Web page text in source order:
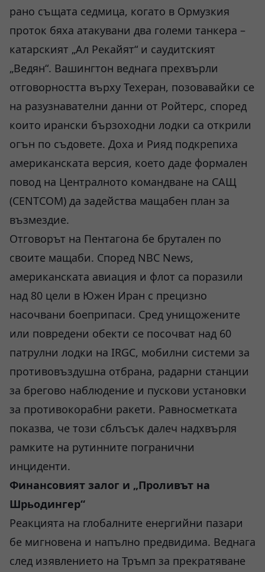
рано същата седмица, когато в Ормузкия
проток бяха атакувани два големи танкера –
катарският „Ал Рекайят“ и саудитският
„Ведян“. Вашингтон веднага прехвърли
отговорността върху Техеран, позовавайки се
на разузнавателни данни от Ройтерс, според
които ирански бързоходни лодки са открили
огън по съдовете. Доха и Рияд подкрепиха
американската версия, което даде формален
повод на Централното командване на САЩ
(CENTCOM) да задейства мащабен план за
възмездие.
Отговорът на Пентагона бе брутален по
своите мащаби. Според NBC News,
американската авиация и флот са поразили
над 80 цели в Южен Иран с прецизно
насочвани боеприпаси. Сред унищожените
или повредени обекти се посочват над 60
патрулни лодки на IRGC, мобилни системи за
противовъздушна отбрана, радарни станции
за брегово наблюдение и пускови установки
за противокорабни ракети. Равносметката
показва, че този сблъсък далеч надхвърля
рамките на рутинните погранични
инциденти.
Финансовият залог и „Проливът на
Шрьодингер“
Реакцията на глобалните енергийни пазари
бе мигновена и напълно предвидима. Веднага
след изявлението на Тръмп за прекратяване